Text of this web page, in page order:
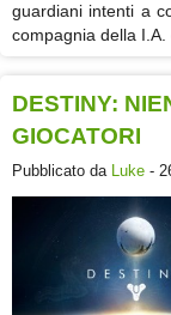
guardiani intenti a
compagnia della
DESTINY:
GIOCATORI
Pubblicato da Luke -